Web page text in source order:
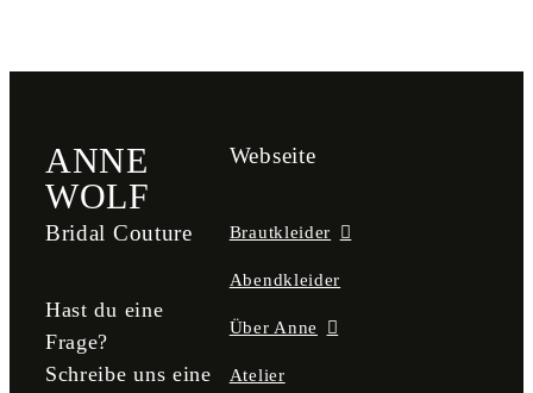
ANNE
WOLF
Bridal Couture
Hast du eine
Frage?
Schreibe uns eine
Webseite
Brautkleider
Abendkleider
Über Anne
Atelier